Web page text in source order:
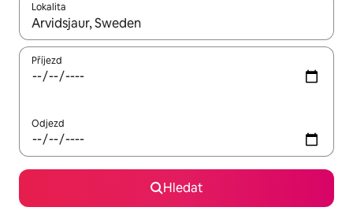
Lokalita
Až budou výsledky k dispozici, můžeš si je procházet pomocí
Příjezd
Odjezd
Hledat